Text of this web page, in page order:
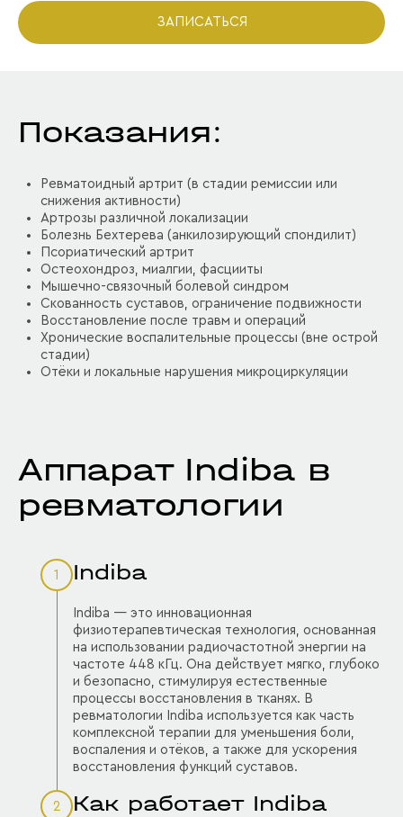
ЗАПИСАТЬСЯ
Показания:
Ревматоидный артрит (в стадии ремиссии или
снижения активности)
Артрозы различной локализации
Болезнь Бехтерева (анкилозирующий спондилит)
Псориатический артрит
Остеохондроз, миалгии, фасцииты
Мышечно-связочный болевой синдром
Скованность суставов, ограничение подвижности
Восстановление после травм и операций
Хронические воспалительные процессы (вне острой
стадии)
Отёки и локальные нарушения микроциркуляции
Аппарат Indiba в
ревматологии
1 Indiba
Indiba — это инновационная
физиотерапевтическая технология, основанная
на использовании радиочастотной энергии на
частоте 448 кГц. Она действует мягко, глубоко
и безопасно, стимулируя естественные
процессы восстановления в тканях. В
ревматологии Indiba используется как часть
комплексной терапии для уменьшения боли,
воспаления и отёков, а также для ускорения
восстановления функций суставов.
2 Как работает Indiba